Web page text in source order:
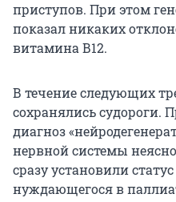
приступов. При этом
показал никаких
витамина В12.
В течение следующих
сохранялись судороги.
диагноз
нервной системы
сразу установили
нуждающегося в